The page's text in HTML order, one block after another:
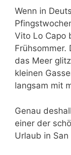
Wenn in
Vito Lo Capo
Frühsommer.
das Meer
kleinen
langsam mit
Genau
einer der
Urlaub in